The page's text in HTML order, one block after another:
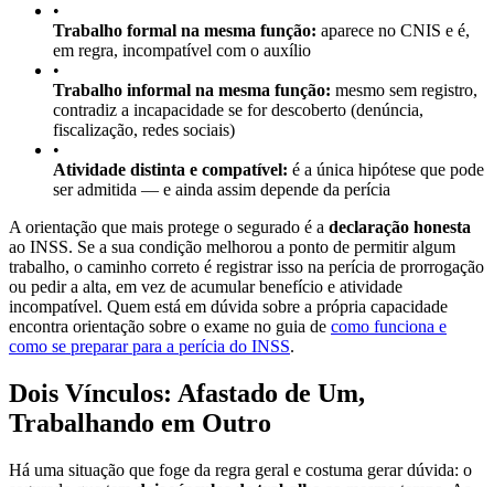
•
Trabalho formal na mesma função: aparece no CNIS e é,
em regra, incompatível com o auxílio
•
Trabalho informal na mesma função: mesmo sem registro,
contradiz a incapacidade se for descoberto (denúncia,
fiscalização, redes sociais)
•
Atividade distinta e compatível: é a única hipótese que pode
ser admitida — e ainda assim depende da perícia
A orientação que mais protege o segurado é a declaração honesta
ao INSS. Se a sua condição melhorou a ponto de permitir algum
trabalho, o caminho correto é registrar isso na perícia de prorrogação
ou pedir a alta, em vez de acumular benefício e atividade
incompatível. Quem está em dúvida sobre a própria capacidade
encontra orientação sobre o exame no guia de como funciona e
como se preparar para a perícia do INSS.
Dois Vínculos: Afastado de Um,
Trabalhando em Outro
Há uma situação que foge da regra geral e costuma gerar dúvida: o